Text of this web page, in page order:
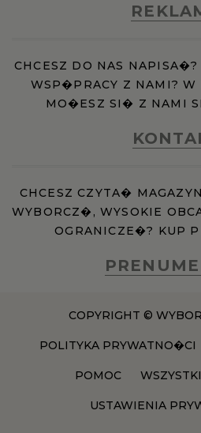
CHCESZ DO NAS
WSP�PRACY Z NAMI? W
MO�ESZ SI� Z NAMI
CHCESZ CZYTA�
WYBORCZ�, WYSOKIE
OGRANICZE�? KUP
COPYRIGHT ©
POLITYKA PRYWATNO�CI
POMOC
USTAWIENIA